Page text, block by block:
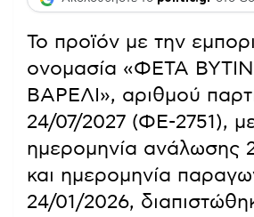
Το προϊόν με την
ονομασία «ΦΕΤΑ
ΒΑΡΕΛΙ», αριθμού
24/07/2027 (ΦΕ-2751),
ημερομηνία ανάλωσης
και ημερομηνία
24/01/2026,